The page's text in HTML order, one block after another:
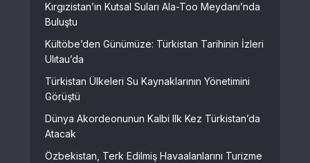
Kırgızistan’ın Kutsal Suları Ala-Too Meydanı’nda
Buluştu
Kültöbe’den Günümüze: Türkistan Tarihinin İzleri
Ulıtau’da
Türkistan Ülkeleri Su Kaynaklarının Yönetimini
Görüştü
Dünya Akordeonunun Kalbi Ilk Kez Türkistan’da
Atacak
Özbekistan, Terk Edilmiş Havaalanlarını Turizme